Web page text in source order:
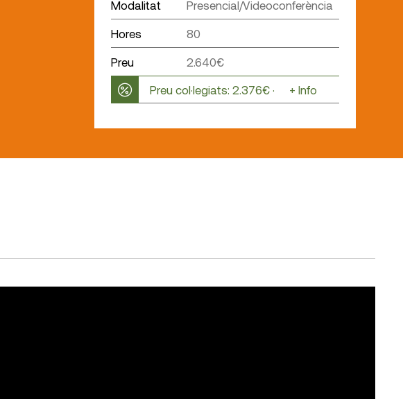
Modalitat Presencial/Videoconferència
Hores 80
Preu
2.640€
Preu col·legiats: 2.376€ ·
+ Info